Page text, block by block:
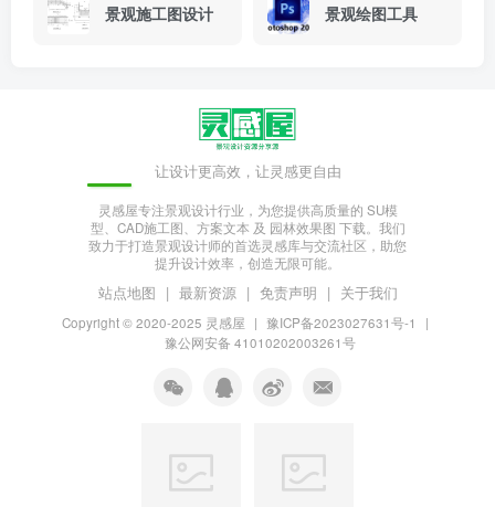
景观施工图设计 景观绘图工具
让设计更高效，让灵感更自由
灵感屋专注景观设计行业，为您提供高质量的 SU模
型、CAD施工图、方案文本 及 园林效果图 下载。我们
致力于打造景观设计师的首选灵感库与交流社区，助您
提升设计效率，创造无限可能。
站点地图 | 最新资源 | 免责声明 | 关于我们
Copyright © 2020-2025 灵感屋 | 豫ICP备2023027631号-1
|
豫公网安备 41010202003261号